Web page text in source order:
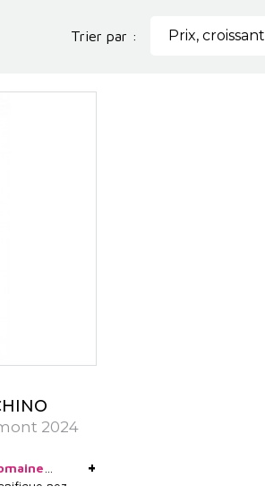
Trier par : Prix, croissant
2024
nez
+